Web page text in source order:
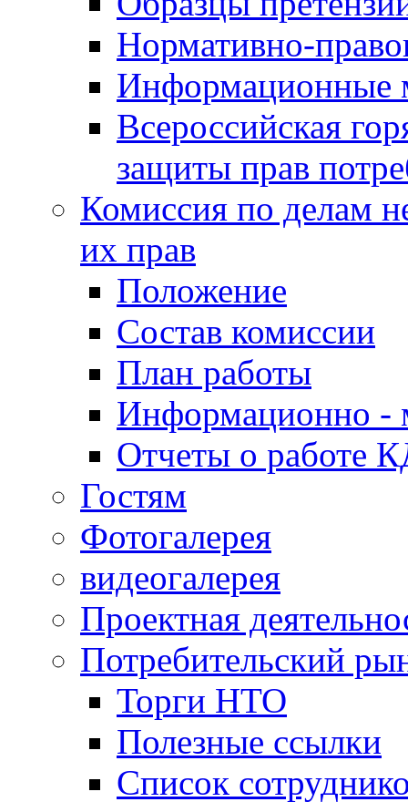
Нормативно-
Информационные
Всероссийская
защиты прав
Комиссия по делам
их прав
Положение
Состав комиссии
План работы
Информационно -
Отчеты о работе
Гостям
Фотогалерея
видеогалерея
Проектная
Потребительский
Торги НТО
Полезные ссылки
Список